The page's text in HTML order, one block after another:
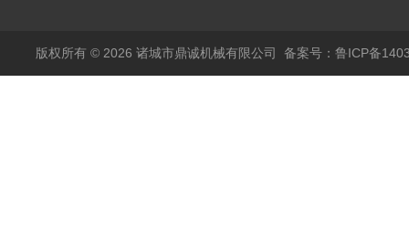
版权所有 © 2026 诸城市鼎诚机械有限公司 备案号：鲁ICP备